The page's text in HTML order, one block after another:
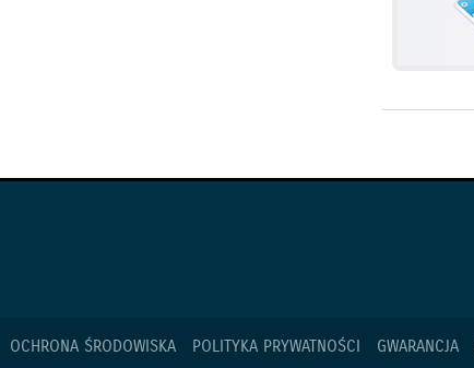
OCHRONA ŚRODOWISKA POLITYKA PRYWATNOŚCI GWARANCJA